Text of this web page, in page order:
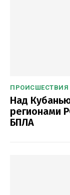
ПРОИСШЕСТВИЯ
Над
регионами
БПЛА